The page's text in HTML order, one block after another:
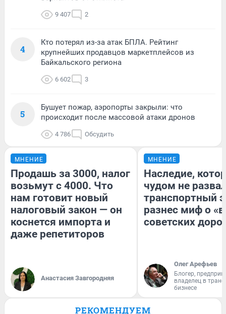
9 407 2
4
Кто потерял из-за атак БПЛА. Рейтинг
крупнейших продавцов маркетплейсов из
Байкальского региона
6 602 3
5
Бушует пожар, аэропорты закрыли: что
происходит после массовой атаки дронов
4 786 Обсудить
МНЕНИЕ
Продашь за 3000, налог
возьмут с 4000. Что
нам готовит новый
налоговый закон — он
коснется импорта и
даже репетиторов
Анастасия Завгородняя
МНЕНИЕ
Наследие,
чудом не
транспортный
разнес миф о
советских
Олег Арефьев
Блогер,
владелец в
бизнесе
РЕКОМЕНДУЕМ